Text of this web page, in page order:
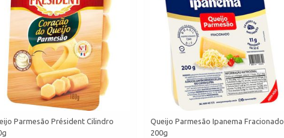
Parmesão Président Cilindro
Queijo Parmesão Ipanema Fracionado
200g